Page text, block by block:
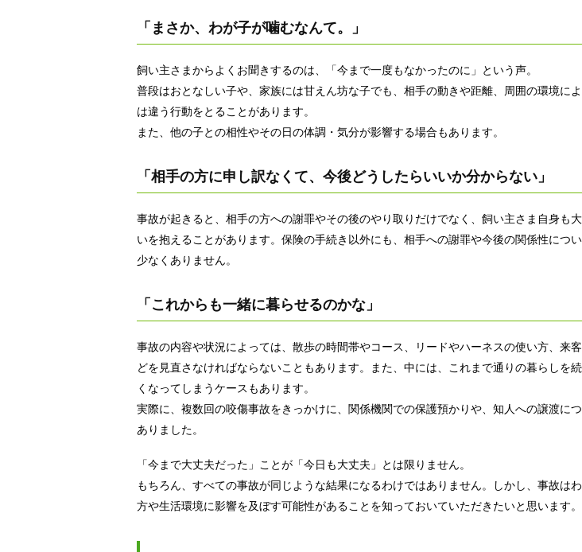
「まさか、わが子が噛むなんて。」
飼い主さまからよくお聞きするのは、「今まで一度もなかったのに」という声。
普段はおとなしい子や、家族には甘えん坊な子でも、相手の動きや距離、周囲の環境に
は違う行動をとることがあります。
また、他の子との相性やその日の体調・気分が影響する場合もあります。
「相手の方に申し訳なくて、今後どうしたらいいか分からない」
事故が起きると、相手の方への謝罪やその後のやり取りだけでなく、飼い主さま自身も
いを抱えることがあります。保険の手続き以外にも、相手への謝罪や今後の関係性につ
少なくありません。
「これからも一緒に暮らせるのかな」
事故の内容や状況によっては、散歩の時間帯やコース、リードやハーネスの使い方、来
どを見直さなければならないこともあります。また、中には、これまで通りの暮らしを
くなってしまうケースもあります。
実際に、複数回の咬傷事故をきっかけに、関係機関での保護預かりや、知人への譲渡に
ありました。
「今まで大丈夫だった」ことが「今日も大丈夫」とは限りません。
もちろん、すべての事故が同じような結果になるわけではありません。しかし、事故は
方や生活環境に影響を及ぼす可能性があることを知っておいていただきたいと思います。